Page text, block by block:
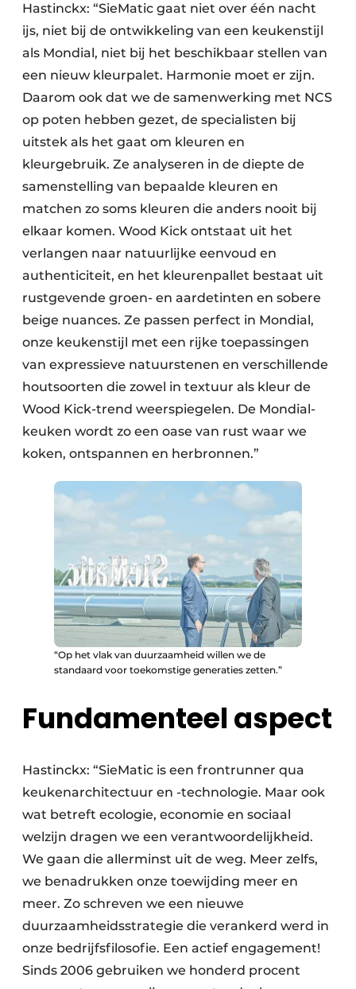
Hastinckx: “SieMatic gaat niet over één nacht
ijs, niet bij de ontwikkeling van een keukenstijl
als Mondial, niet bij het beschikbaar stellen van
een nieuw kleurpalet. Harmonie moet er zijn.
Daarom ook dat we de samenwerking met NCS
op poten hebben gezet, de specialisten bij
uitstek als het gaat om kleuren en
kleurgebruik. Ze analyseren in de diepte de
samenstelling van bepaalde kleuren en
matchen zo soms kleuren die anders nooit bij
elkaar komen. Wood Kick ontstaat uit het
verlangen naar natuurlijke eenvoud en
authenticiteit, en het kleurenpallet bestaat uit
rustgevende groen- en aardetinten en sobere
beige nuances. Ze passen perfect in Mondial,
onze keukenstijl met een rijke toepassingen
van expressieve natuurstenen en verschillende
houtsoorten die zowel in textuur als kleur de
Wood Kick-trend weerspiegelen. De Mondial-
keuken wordt zo een oase van rust waar we
koken, ontspannen en herbronnen.”
“Op het vlak van duurzaamheid willen we de
standaard voor toekomstige generaties zetten.”
Fundamenteel aspect
Hastinckx: “SieMatic is een frontrunner qua
keukenarchitectuur en -technologie. Maar ook
wat betreft ecologie, economie en sociaal
welzijn dragen we een verantwoordelijkheid.
We gaan die allerminst uit de weg. Meer zelfs,
we benadrukken onze toewijding meer en
meer. Zo schreven we een nieuwe
duurzaamheidsstrategie die verankerd werd in
onze bedrijfsfilosofie. Een actief engagement!
Sinds 2006 gebruiken we honderd procent